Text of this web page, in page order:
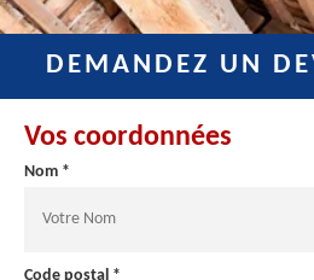
DEMANDEZ UN
Vos coordonnées
Nom *
Code postal *